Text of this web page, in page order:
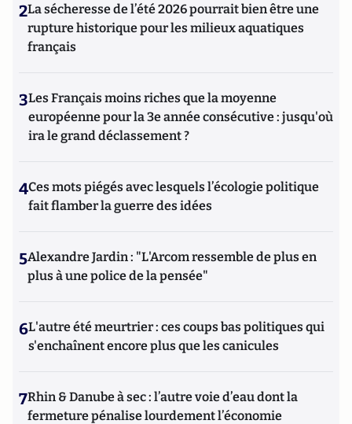
2La sécheresse de l’été 2026 pourrait bien être une
rupture historique pour les milieux aquatiques
français
3Les Français moins riches que la moyenne
européenne pour la 3e année consécutive : jusqu'où
ira le grand déclassement ?
4Ces mots piégés avec lesquels l’écologie politique
fait flamber la guerre des idées
5Alexandre Jardin : "L'Arcom ressemble de plus en
plus à une police de la pensée"
6L'autre été meurtrier : ces coups bas politiques qui
s'enchaînent encore plus que les canicules
7Rhin & Danube à sec : l’autre voie d’eau dont la
fermeture pénalise lourdement l’économie